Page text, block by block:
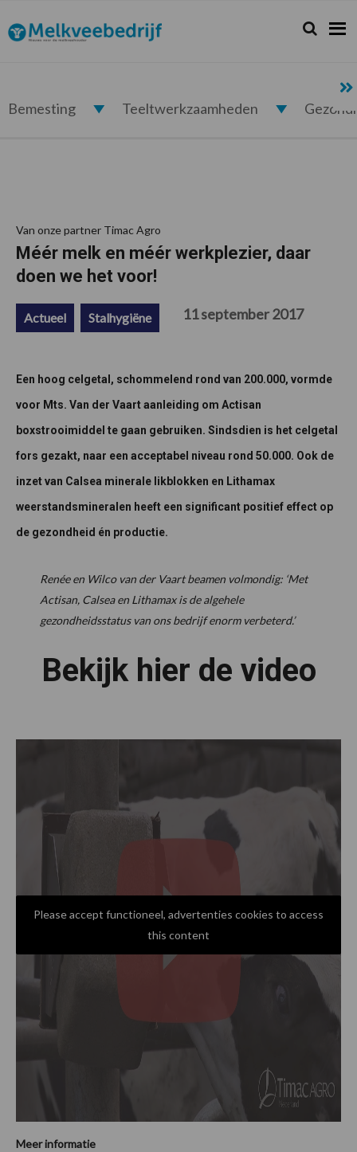
de
hoofdnavigatie
de
hoofd
de
eerste
de
voettekst
Melkveebedrijf.nl Zoeken...
Zoek
Bemesting Teeltwerkzaamheden
Van onze partner Timac Agro
Méér melk en méér werkplezier, daar
doen we het voor!
Actueel Stalhygiëne 11 september 2017
Een hoog celgetal, schommelend rond van 200.000, vormde
voor Mts. Van der Vaart aanleiding om Actisan
boxstrooimiddel te gaan gebruiken. Sindsdien is het celgetal
fors gezakt, naar een acceptabel niveau rond 50.000. Ook de
inzet van Calsea minerale likblokken en Lithamax
weerstandsmineralen heeft een significant positief effect op
de gezondheid én productie.
Renée en Wilco van der Vaart beamen volmondig: ‘Met
Actisan, Calsea en Lithamax is de algehele
gezondheidsstatus van ons bedrijf enorm verbeterd.’
Bekijk hier de video
Please accept functioneel, advertenties cookies to access
this content
Meer informatie